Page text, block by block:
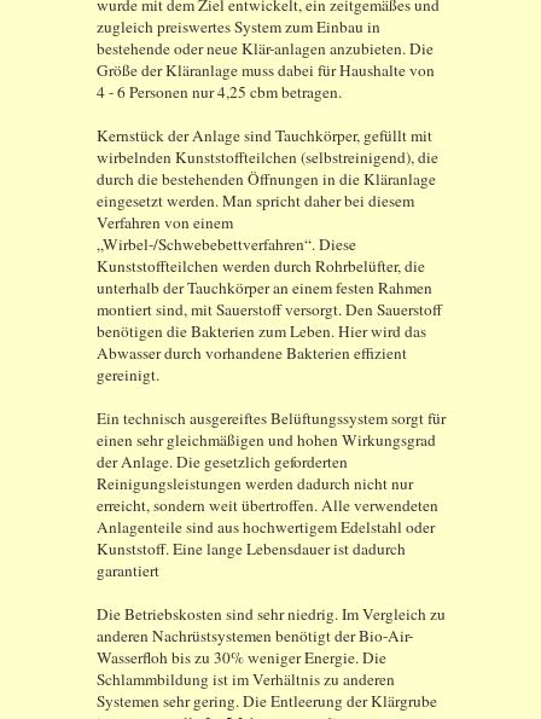
wurde mit dem Ziel entwickelt, ein zeitgemäßes und
zugleich preiswertes System zum Einbau in
bestehende oder neue Klär-anlagen anzubieten. Die
Größe der Kläranlage muss dabei für Haushalte von
4 - 6 Personen nur 4,25 cbm betragen.
Kernstück der Anlage sind Tauchkörper, gefüllt mit
wirbelnden Kunststoffteilchen (selbstreinigend), die
durch die bestehenden Öffnungen in die Kläranlage
eingesetzt werden. Man spricht daher bei diesem
Verfahren von einem
„Wirbel-/Schwebebettverfahren“. Diese
Kunststoffteilchen werden durch Rohrbelüfter, die
unterhalb der Tauchkörper an einem festen Rahmen
montiert sind, mit Sauerstoff versorgt. Den Sauerstoff
benötigen die Bakterien zum Leben. Hier wird das
Abwasser durch vorhandene Bakterien effizient
gereinigt.
Ein technisch ausgereiftes Belüftungssystem sorgt für
einen sehr gleichmäßigen und hohen Wirkungsgrad
der Anlage. Die gesetzlich geforderten
Reinigungsleistungen werden dadurch nicht nur
erreicht, sondern weit übertroffen. Alle verwendeten
Anlagenteile sind aus hochwertigem Edelstahl oder
Kunststoff. Eine lange Lebensdauer ist dadurch
garantiert
Die Betriebskosten sind sehr niedrig. Im Vergleich zu
anderen Nachrüstsystemen benötigt der Bio-Air-
Wasserfloh bis zu 30% weniger Energie. Die
Schlammbildung ist im Verhältnis zu anderen
Systemen sehr gering. Die Entleerung der Klärgrube